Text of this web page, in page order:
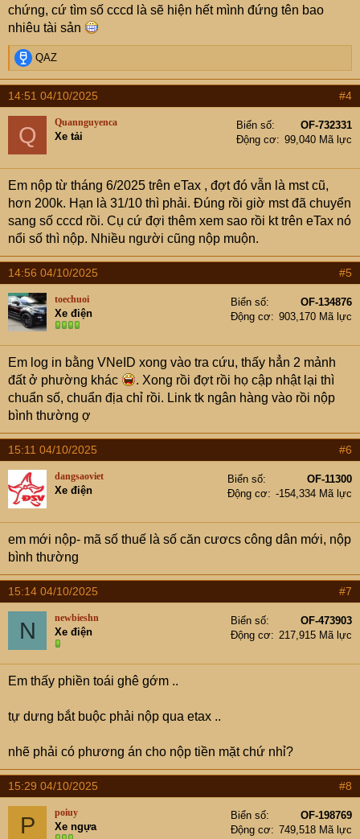
chứng, cứ tìm số cccd là sẽ hiện hết mình đứng tên bao
nhiêu tài sản
R
e
a
c
t
i
n
s
:
QAZ
14:51 04/10/2025 #4
Q Quannguyenca
Xe tải
Biển số
OF-732331
Động cơ
99,040 Mã lực
Em nộp từ tháng 6/2025 trên eTax , đợt đó vẫn là mst cũ,
hơn 200k. Hạn là 31/10 thì phải. Đúng rồi giờ mst đã chuyển
sang số cccd rồi. Cụ cứ đợi thêm xem sao rồi kt trên eTax nó
nổi số thì nộp. Nhiều người cũng nộp muộn.
14:56 04/10/2025 #5
toechuoi
Xe điện
Biển số
OF-134876
Động cơ
903,170 Mã lực
Em log in bằng VNeID xong vào tra cứu, thấy hẳn 2 mảnh
đất ở phường khác
. Xong rồi đợt rồi họ cập nhật lại thì
chuẩn số, chuẩn địa chỉ rồi. Link tk ngân hàng vào rồi nộp
bình thường ợ
15:11 04/10/2025 #6
dangsaoviet
Xe điện
Biển số
OF-11300
Động cơ
-154,334 Mã lực
em mới nộp- mã số thuế là số căn cươcs công dân mới, nộp
bình thường
15:14 04/10/2025 #7
N newbieshn
Xe điện
Biển số
OF-473903
Động cơ
217,915 Mã lực
Em thấy phiền toái ghê gớm ..
tự dưng bắt buộc phải nộp qua etax ..
nhẽ phải có phương án cho nộp tiền mặt chứ nhỉ?
15:29 04/10/2025 #8
P poiuy
Xe ngựa
Biển số
OF-198769
Động cơ
749,518 Mã lực